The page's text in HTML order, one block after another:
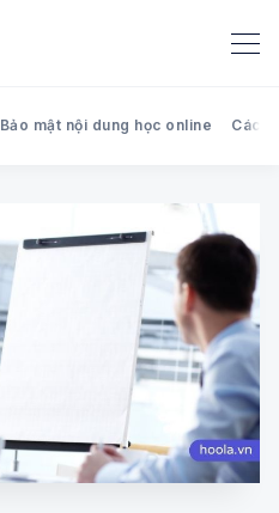
Search Hoola blog - Chia sẻ
Bảo mật nội dung học online Cách